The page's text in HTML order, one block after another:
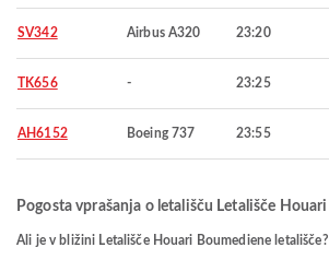
SV342 Airbus A320 23:20
TK656 - 23:25
AH6152 Boeing 737 23:55
Pogosta vprašanja o letališču Letališče
Ali je v bližini Letališče Houari Boumediene letališče?